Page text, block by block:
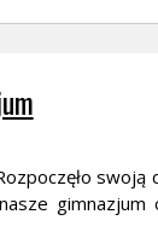
swoją